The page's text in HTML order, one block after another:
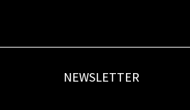
NEWSLETTER